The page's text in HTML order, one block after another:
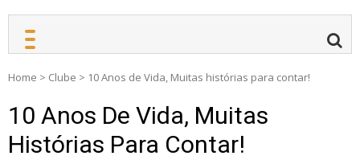
Home > Clube > 10 Anos de Vida, Muitas histórias para contar!
10 Anos De Vida, Muitas
Histórias Para Contar!